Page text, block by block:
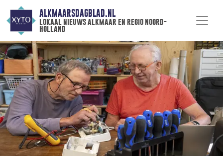
ALKMAARSDAGBLAD.NL
lokaal nieuws alkmaar en regio noord-
holland